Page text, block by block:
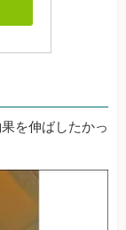
を伸ばしたかっ